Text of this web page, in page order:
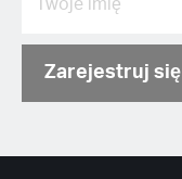
Zarejestruj się